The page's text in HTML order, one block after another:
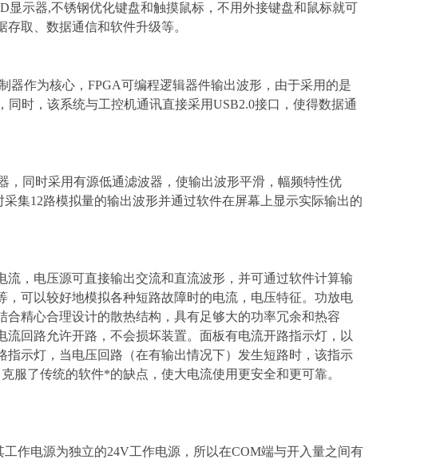
显示器,不锈钢优化键盘和触摸鼠标，不用外接键盘和鼠标就可
取、数据通信和软件升级等。
器作为核心，FPGA可编程逻辑器件输出波形，由于采用的是
时，该系统与工控机通讯直接采用USB2.0接口，使得数据通
，同时采用有源低通滤波器，使输出波形平滑，幅频特性优
集12路模拟量的输出波形并通过软件在屏幕上显示实际输出的
，电压源可直接输出交流和直流波形，并可通过软件计算输
可以较好地模拟各种短路故障时的电流，电压特征。功放电
精心合理设计的散热结构，具有足够大的功率冗余和热容
回路允许开路，不会损坏装置。面板有电流开路指示灯，以
示灯，当电压回路（在有输出情况下）发生短路时，该指示
了传统的软件*的缺点，使大电流使用更安全和更可靠。
作电源为独立的24V工作电源，所以在COM端与开入量之间有